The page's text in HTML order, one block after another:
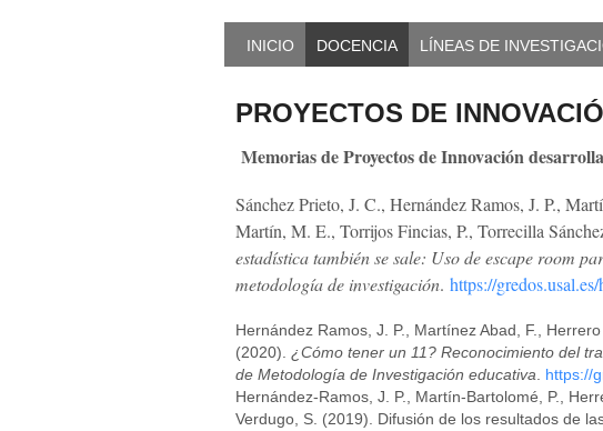
INICIO DOCENCIA LÍNEAS DE
PROYECTOS DE
Memorias de Proyectos de Innovación
Sánchez Prieto, J. C., Hernández Ramos, J. P.,
Martín, M. E., Torrijos Fincias, P., Torrecilla
estadística también se sale: Uso de escape room
metodología de investigación. https://
Hernández Ramos, J. P., Martínez Abad, F.,
(2020). ¿Cómo tener un 11? Reconocimiento del
de Metodología de Investigación educativa. https://
Hernández-Ramos, J. P., Martín-Bartolomé, P.,
Verdugo, S. (2019). Difusión de los resultados de